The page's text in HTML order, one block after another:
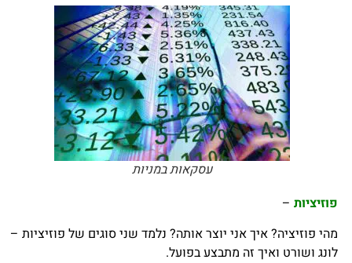
עסקאות במניות
פוזיציות–
מהי פוזיציה?איך אני יוצר אותה?נלמד שני סוגים של פוזיציות –
לונג ושורט ואיך זה מתבצע בפועל.